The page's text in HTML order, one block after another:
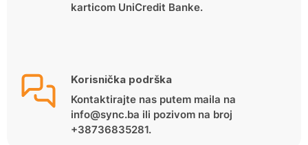
karticom UniCredit Banke.
Korisnička podrška
Kontaktirajte nas putem maila na
info@sync.ba ili pozivom na broj
+38736835281.